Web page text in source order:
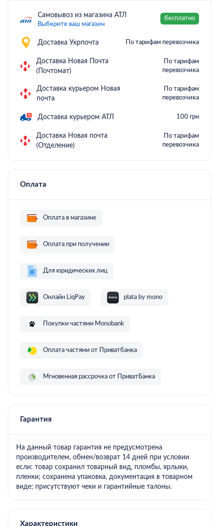
Самовывоз из магазина АТЛ
Выберите ваш магазин
бесплатно
Доставка Укрпочта По тарифам перевозчика
Доставка Новая Почта
(Почтомат)
По тарифам
перевозчика
Доставка курьером Новая
почта
По тарифам
перевозчика
Доставка курьером АТЛ 100 грн
Доставка Новая почта
(Отделение)
По тарифам
перевозчика
Оплата
Оплата в магазине
Оплата при получении
Для юридических лиц
Онлайн LiqPay plata by mono
Покупки частями Monobank
Оплата частями от Приватбанка
Мгновенная рассрочка от ПриватБанка
Гарантия
на данный товар гарантия не предусмотрена
производителем, обмен/возврат 14 дней при условии
если: товар сохранил товарный вид, пломбы, ярлыки,
пленки; сохранена упаковка, документация в товарном
виде; присутствуют чеки и гарантийные талоны.
Характеристики